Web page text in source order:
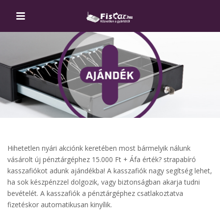
Hihetetlen nyári akciónk keretében most bármelyik nálunk
vásárolt új pénztárgéphez 15.000 Ft + Áfa érték? strapabíró
kasszafiókot adunk ajándékba! A kasszafiók nagy segítség lehet,
ha sok készpénzzel dolgozik, vagy biztonságban akarja tudni
bevételét. A kasszafiók a pénztárgéphez csatlakoztatva
fizetéskor automatikusan kinyílik.